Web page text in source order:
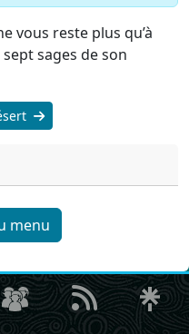
vous reste plus qu’à
sages de son
menu